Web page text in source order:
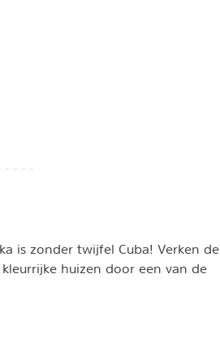
is zonder twijfel Cuba! Verken de
huizen door een van de